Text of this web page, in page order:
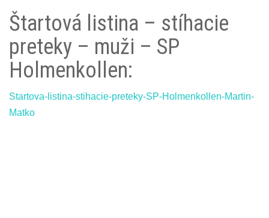
Štartová listina – stíhacie
preteky – muži – SP
Holmenkollen:
Startova-listina-stihacie-preteky-SP-Holmenkollen-Martin-
Matko